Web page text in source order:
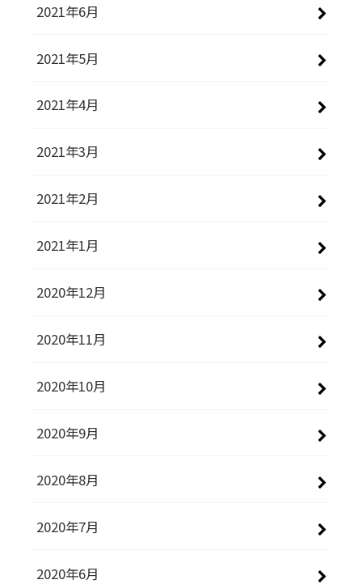
2021年6月
2021年5月
2021年4月
2021年3月
2021年2月
2021年1月
2020年12月
2020年11月
2020年10月
2020年9月
2020年8月
2020年7月
2020年6月